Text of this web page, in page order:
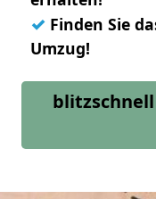
✓ Finden Sie
Umzug!